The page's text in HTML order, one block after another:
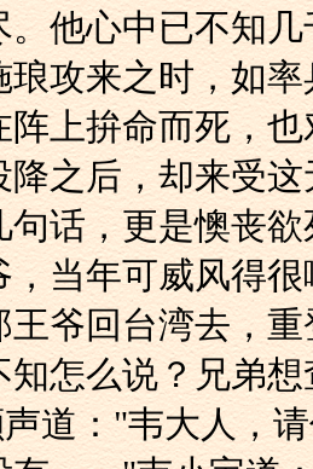
。他心中已不知
琅攻来之时，如
阵上拚命而死，
降之后，却来受
句话，更是懊丧
，当年可威风得
王爷回台湾去，
知怎么说？兄弟
道："韦大人，